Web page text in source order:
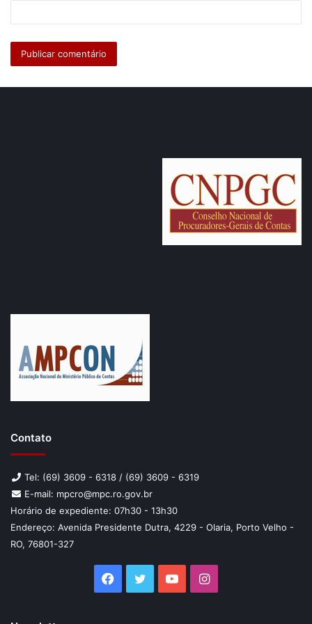
Na oportunidade, o Procurador Willian Afonso Pessoa
integrou o painel “Gestão pública em transformação: Lei de
Introdução às Normas do Direito Brasileiro (LINDB) e
processo administrativo”.
Carvalho Pantoja e professor e mestre em Direito
Administrativo, Bruno Vieira da Rocha Barbirato. A mesa foi
presidida pela advogada Dra. Maracélia Oliveira.
A participação no Congresso Amazônico ressalta o papel
do MPC rondoniense no fomento e compartilhamento de
conhecimentos e experiências, especialmente nas
temáticas relacionadas ao evento.
Contato
Tel: (69) 3609 - 6318 / (69) 3609 - 6319
E-mail: mpcro@mpc.ro.gov.br
Horário de expediente: 07h30 - 13h30
Endereço: Avenida Presidente Dutra, 4229 - Olaria, Porto Velho -
RO, 76801-327
Facebook
TwitterYouTubeInstagram